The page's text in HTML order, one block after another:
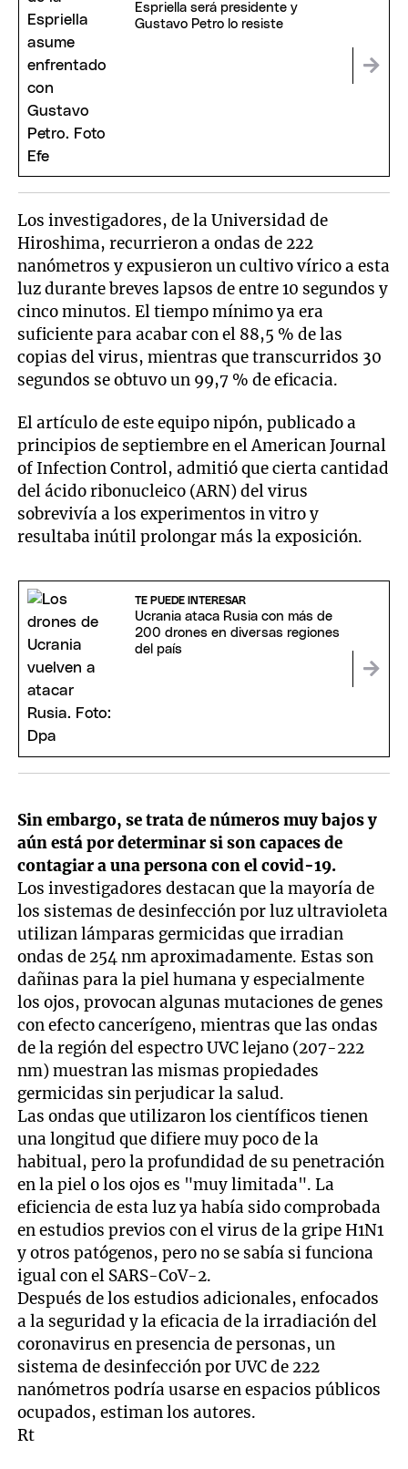
Espriella será presidente y
Gustavo Petro lo resiste
Los investigadores, de la Universidad de
Hiroshima, recurrieron a ondas de 222
nanómetros y expusieron un cultivo vírico a esta
luz durante breves lapsos de entre 10 segundos y
cinco minutos. El tiempo mínimo ya era
suficiente para acabar con el 88,5 % de las
copias del virus, mientras que transcurridos 30
segundos se obtuvo un 99,7 % de eficacia.
El artículo de este equipo nipón, publicado a
principios de septiembre en el American Journal
of Infection Control, admitió que cierta cantidad
del ácido ribonucleico (ARN) del virus
sobrevivía a los experimentos in vitro y
resultaba inútil prolongar más la exposición.
TE PUEDE INTERESAR
Ucrania ataca Rusia con más de
200 drones en diversas regiones
del país
Sin embargo, se trata de números muy bajos y
aún está por determinar si son capaces de
contagiar a una persona con el covid-19.
Los investigadores destacan que la mayoría de
los sistemas de desinfección por luz ultravioleta
utilizan lámparas germicidas que irradian
ondas de 254 nm aproximadamente. Estas son
dañinas para la piel humana y especialmente
los ojos, provocan algunas mutaciones de genes
con efecto cancerígeno, mientras que las ondas
de la región del espectro UVC lejano (207-222
nm) muestran las mismas propiedades
germicidas sin perjudicar la salud.
Las ondas que utilizaron los científicos tienen
una longitud que difiere muy poco de la
habitual, pero la profundidad de su penetración
en la piel o los ojos es "muy limitada". La
eficiencia de esta luz ya había sido comprobada
en estudios previos con el virus de la gripe H1N1
y otros patógenos, pero no se sabía si funciona
igual con el SARS-CoV-2.
Después de los estudios adicionales, enfocados
a la seguridad y la eficacia de la irradiación del
coronavirus en presencia de personas, un
sistema de desinfección por UVC de 222
nanómetros podría usarse en espacios públicos
ocupados, estiman los autores.
Rt